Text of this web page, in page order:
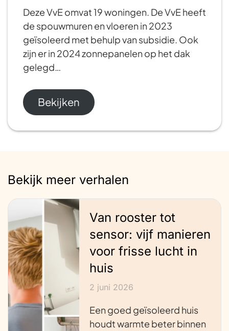
Deze VvE omvat 19 woningen. De VvE heeft
de spouwmuren en vloeren in 2023
geïsoleerd met behulp van subsidie. Ook
zijn er in 2024 zonnepanelen op het dak
gelegd…
Bekijken
Bekijk meer verhalen
Van rooster tot
sensor: vijf manieren
voor frisse lucht in
huis
2 juni 2026
Een goed geïsoleerd huis
houdt warmte beter binnen